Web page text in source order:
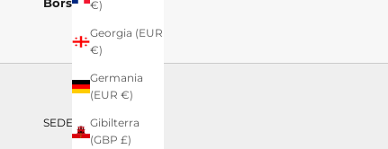
€)
Georgia (EUR
€)
Germania
(EUR €)
Gibilterra
(GBP £)
SEDE LEGALE: